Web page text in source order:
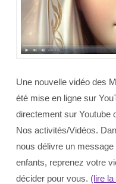
Une nouvelle vidéo des
été mise en ligne sur
directement sur Youtube
Nos activités/Vidéos.
nous délivre un
enfants, reprenez votre
décider pour vous. (lire